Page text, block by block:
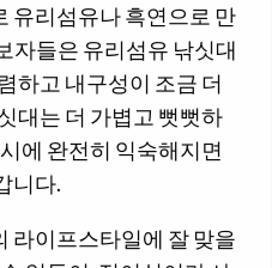
유리섬유나 흑연으로 만
자들은 유리섬유 낚싯대
하고 내구성이 조금 더
대는 더 가볍고 뻣뻣하
에 완전히 익숙해지면
니다.
라이프스타일에 잘 맞을